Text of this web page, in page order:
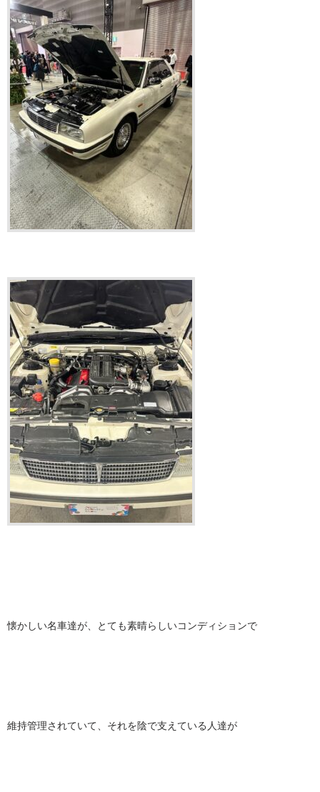
懐かしい名車達が、とても素晴らしいコンディションで
維持管理されていて、それを陰で支えている人達が